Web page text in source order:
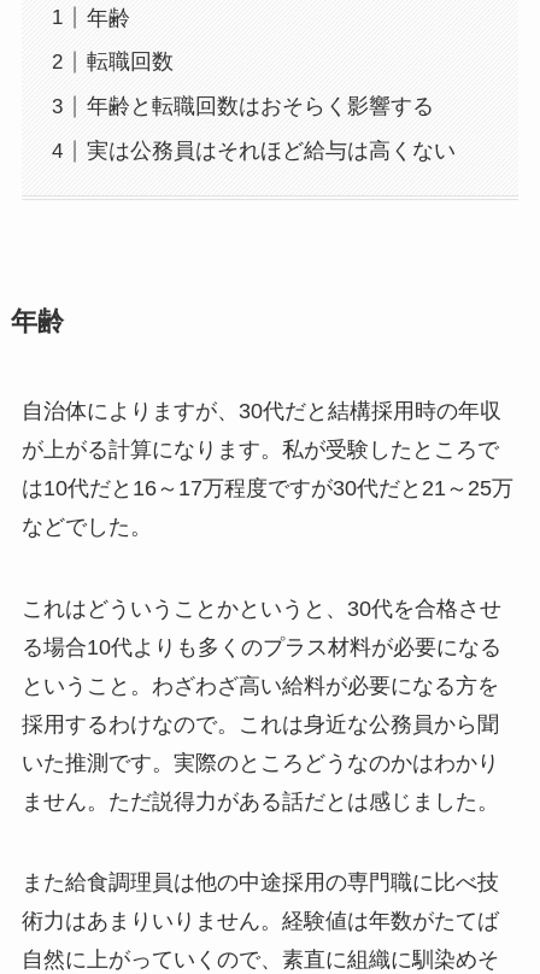
年齢
転職回数
年齢と転職回数はおそらく影響する
実は公務員はそれほど給与は高くない
年齢
自治体によりますが、30代だと結構採用時の年収
が上がる計算になります。私が受験したところで
は10代だと16～17万程度ですが30代だと21～25万
などでした。
これはどういうことかというと、30代を合格させ
る場合10代よりも多くのプラス材料が必要になる
ということ。わざわざ高い給料が必要になる方を
採用するわけなので。これは身近な公務員から聞
いた推測です。実際のところどうなのかはわかり
ません。ただ説得力がある話だとは感じました。
また給食調理員は他の中途採用の専門職に比べ技
術力はあまりいりません。経験値は年数がたてば
自然に上がっていくので、素直に組織に馴染めそ